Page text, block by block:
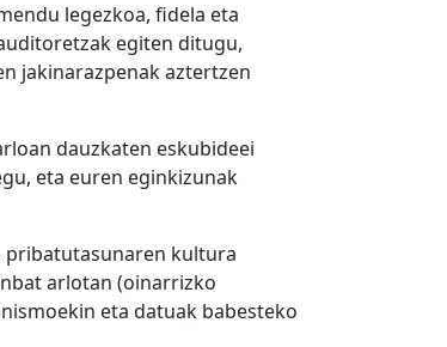
legezkoa, fidela eta
egiten ditugu,
jakinarazpenak aztertzen
dauzkaten eskubideei
eta euren eginkizunak
pribatutasunaren kultura
arlotan (oinarrizko
eta datuak babesteko